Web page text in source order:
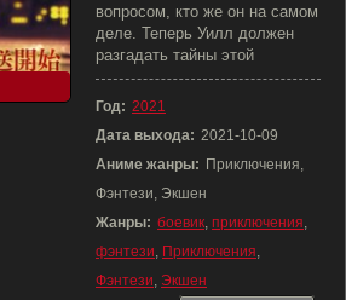
вопросом, кто же он на самом
деле. Теперь Уилл должен
разгадать тайны этой
Год: 2021
Дата выхода: 2021-10-09
Аниме жанры: Приключения,
Фэнтези, Экшен
Жанры: боевик, приключения,
фэнтези, Приключения,
Фэнтези, Экшен